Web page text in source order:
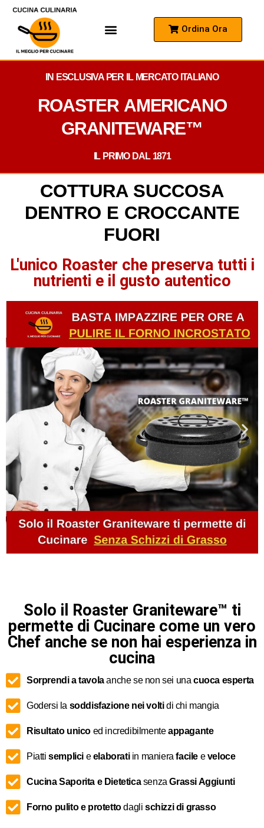
Ordina Ora
IN ESCLUSIVA PER IL MERCATO ITALIANO
ROASTER AMERICANO
GRANITEWARE™
IL PRIMO DAL 1871
COTTURA SUCCOSA
DENTRO E CROCCANTE
FUORI
L'unico Roaster che preserva tutti i
nutrienti e il gusto autentico
Solo il Roaster Graniteware™ ti
permette di Cucinare come un vero
Chef anche se non hai esperienza in
cucina
Sorprendi a tavolaanche se non sei unacuoca esperta
Godersi la soddisfazione nei voltidi chi mangia
Risultato unico ed incredibilmenteappagante
Piattisemplici eelaboratiin manierafacile eveloce
Cucina Saporita e Dieteticasenza Grassi Aggiunti
Forno pulito e protettodaglischizzi di grasso